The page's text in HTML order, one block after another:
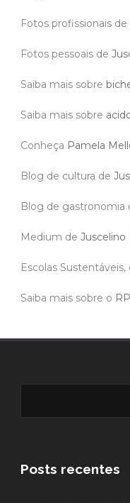
Fotos profissionais de
Fotos pessoais de
Saiba mais sobre
Saiba mais sobre
Conheça Pamela
Blog de cultura de
Blog de gastronomia
Medium de Juscelino
Escolas Sustentáveis,
Saiba mais sobre o
Posts recentes